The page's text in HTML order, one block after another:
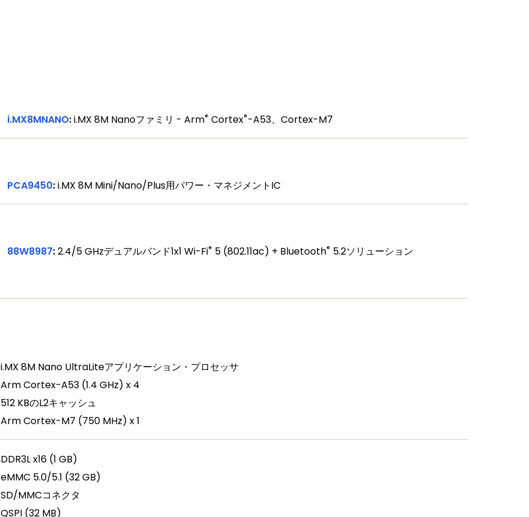
i.MX8MNANO:i.MX 8M Nanoファミリ - Arm® Cortex®-A53、Cortex-M7
PCA9450:i.MX 8M Mini/Nano/Plus用パワー・マネジメントIC
88W8987:2.4/5 GHzデュアルバンド1x1 Wi-Fi® 5 (802.11ac) + Bluetooth® 5.2ソリューション
i.MX 8M Nano UltraLiteアプリケーション・プロセッサ
Arm Cortex-A53 (1.4 GHz) x 4
512 KBのL2キャッシュ
Arm Cortex-M7 (750 MHz) x 1
DDR3L x16 (1 GB)
eMMC 5.0/5.1 (32 GB)
SD/MMCコネクタ
QSPI (32 MB)